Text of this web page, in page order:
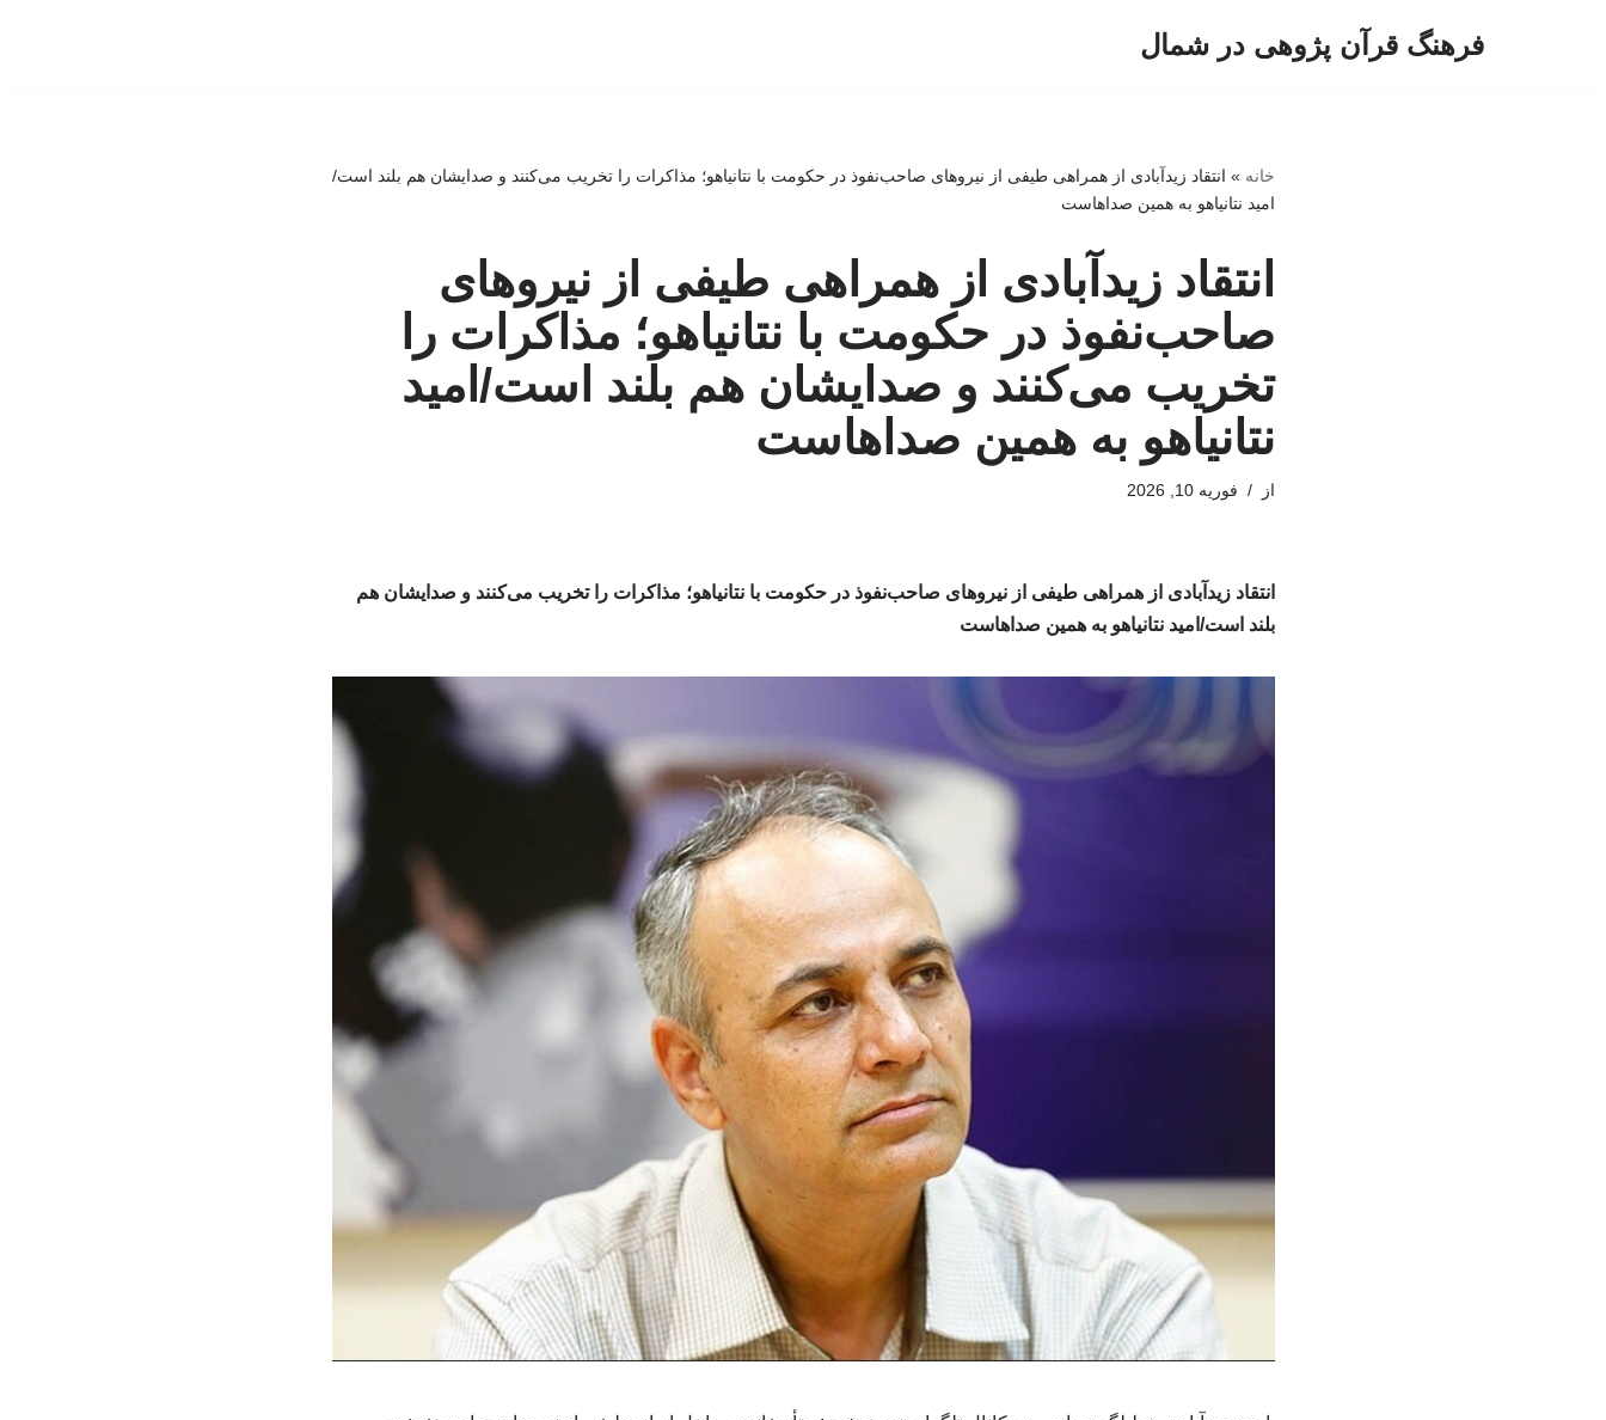
فرهنگ قرآن پژوهی در شمال
خانه » انتقاد زیدآبادی از همراهی طیفی از نیروهای صاحب‌نفوذ در حکومت با نتانیاهو؛ مذاکرات را تخریب می‌کنند و صدایشان هم بلند است/
امید نتانیاهو به همین صداهاست
انتقاد زیدآبادی از همراهی طیفی از نیروهای
صاحب‌نفوذ در حکومت با نتانیاهو؛ مذاکرات را
تخریب می‌کنند و صدایشان هم بلند است/امید
نتانیاهو به همین صداهاست
از فوریه 10, 2026
انتقاد زیدآبادی از همراهی طیفی از نیروهای صاحب‌نفوذ در حکومت با نتانیاهو؛ مذاکرات را تخریب می‌کنند و صدایشان هم
بلند است/امید نتانیاهو به همین صداهاست